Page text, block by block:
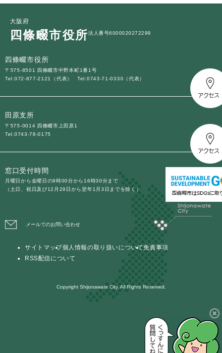
大阪府
四條畷市役所法人番号6000020272299
四條畷市役所
〒575-8501 四條畷市中野本町1番1号
Tel:072-877-2121（代表）
Tel:0743-71-0330（代表）
田原支所
〒575-0014 四條畷市上田原1
Tel:0743-78-0175
窓口受付時間
月曜日から金曜日の9時00分から16時30分まで
（土日、祝日及び12月29日から翌年1月3日までを除く）
メールでのお問い合わせ
サイトマップ個人情報の取り扱いについて免責事項
RSS配信について
Copyright Shijonawate City. All Rights Reserved.